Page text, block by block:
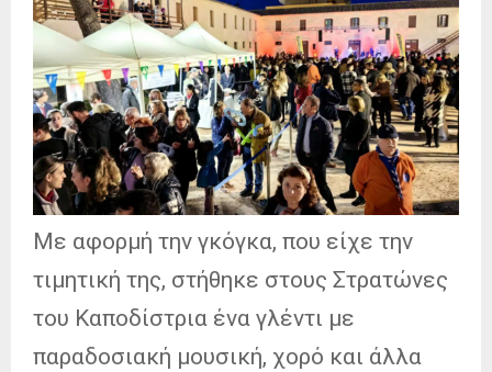
Με αφορμή την γκόγκα, που είχε την
τιμητική της, στήθηκε στους Στρατώνες
του Καποδίστρια ένα γλέντι με
παραδοσιακή μουσική, χορό και άλλα